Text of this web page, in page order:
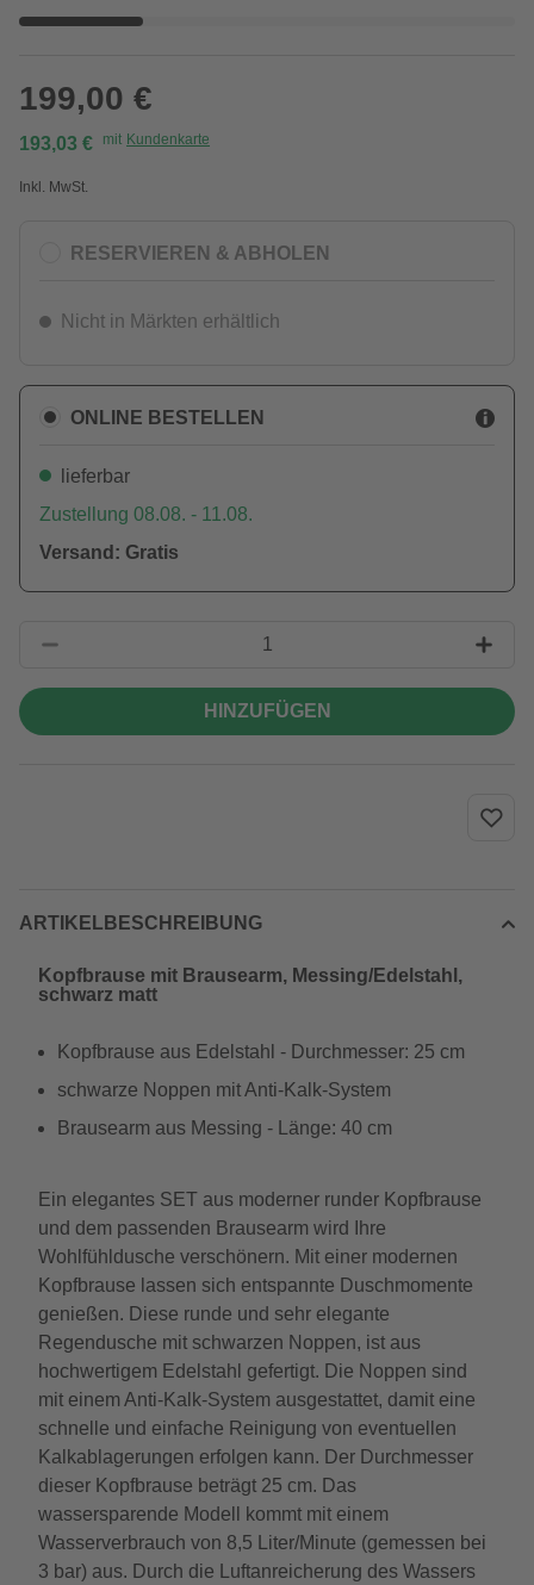
199,00 €
193,03 € mit Kundenkarte
Inkl. MwSt.
RESERVIEREN & ABHOLEN
Nicht in Märkten erhältlich
ONLINE BESTELLEN
lieferbar
Zustellung 08.08. - 11.08.
Versand: Gratis
HINZUFÜGEN
ARTIKELBESCHREIBUNG
Kopfbrause mit Brausearm, Messing/Edelstahl,
schwarz matt
Kopfbrause aus Edelstahl - Durchmesser: 25 cm
schwarze Noppen mit Anti-Kalk-System
Brausearm aus Messing - Länge: 40 cm
Ein elegantes SET aus moderner runder Kopfbrause
und dem passenden Brausearm wird Ihre
Wohlfühldusche verschönern. Mit einer modernen
Kopfbrause lassen sich entspannte Duschmomente
genießen. Diese runde und sehr elegante
Regendusche mit schwarzen Noppen, ist aus
hochwertigem Edelstahl gefertigt. Die Noppen sind
mit einem Anti-Kalk-System ausgestattet, damit eine
schnelle und einfache Reinigung von eventuellen
Kalkablagerungen erfolgen kann. Der Durchmesser
dieser Kopfbrause beträgt 25 cm. Das
wassersparende Modell kommt mit einem
Wasserverbrauch von 8,5 Liter/Minute (gemessen bei
3 bar) aus. Durch die Luftanreicherung des Wassers